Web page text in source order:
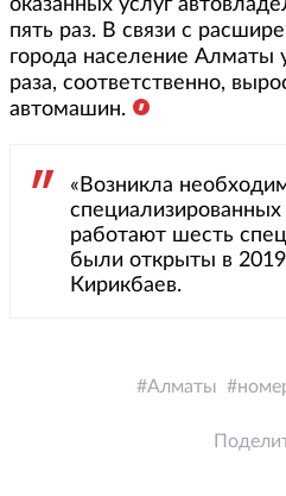
оказанных услуг
пять раз. В связи с
города население Алматы
раза, соответственно,
автомашин.
«Возникла
работают шесть
были открыты в
Кирикбаев.
Алматы